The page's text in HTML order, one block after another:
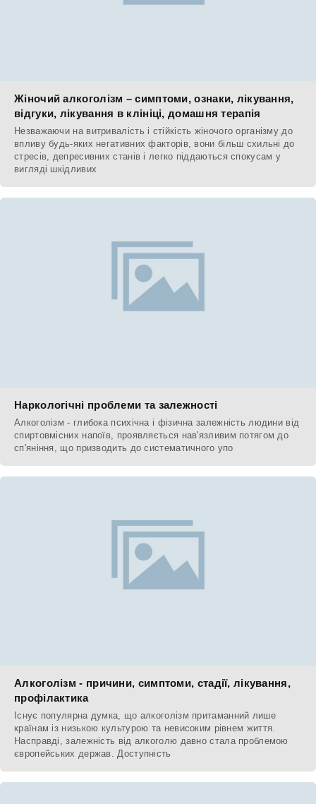
Жіночий алкоголізм – симптоми, ознаки, лікування,
відгуки, лікування в клініці, домашня терапія
Незважаючи на витривалість і стійкість жіночого організму до
впливу будь-яких негативних факторів, вони більш схильні до
стресів, депресивних станів і легко піддаються спокусам у
вигляді шкідливих
Наркологічні проблеми та залежності
Алкоголізм - глибока психічна і фізична залежність людини від
спиртовмісних напоїв, проявляється нав'язливим потягом до
сп'яніння, що призводить до систематичного упо
Алкоголізм - причини, симптоми, стадії, лікування,
профілактика
Існує популярна думка, що алкоголізм притаманний лише
країнам із низькою культурою та невисоким рівнем життя.
Насправді, залежність від алкоголю давно стала проблемою
європейських держав. Доступність